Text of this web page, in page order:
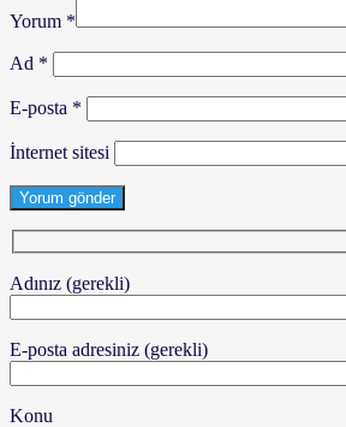
Yorum *
Ad *
E-posta *
İnternet sitesi
Adınız (gerekli)
E-posta adresiniz (gerekli)
Konu